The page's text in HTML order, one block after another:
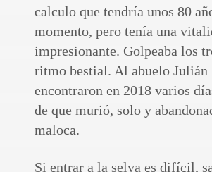
calculo que tendría unos 80
momento, pero tenía una
impresionante. Golpeaba los
ritmo bestial. Al abuelo Julián
encontraron en 2018 varios
de que murió, solo y
maloca.
Si entrar a la selva es difícil,